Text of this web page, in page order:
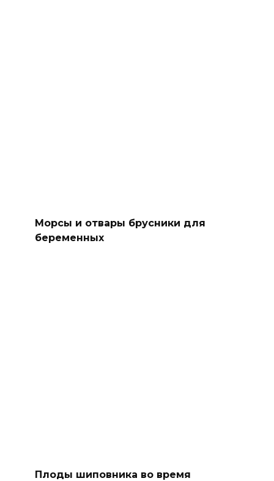
Морсы и отвары брусники для
беременных
Плоды шиповника во время